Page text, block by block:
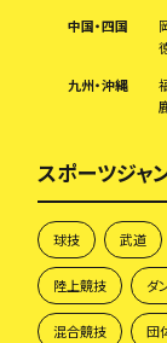
中国・四国
九州・沖縄
スポーツジャ
球技 武道
陸上競技 ダ
混合競技 団